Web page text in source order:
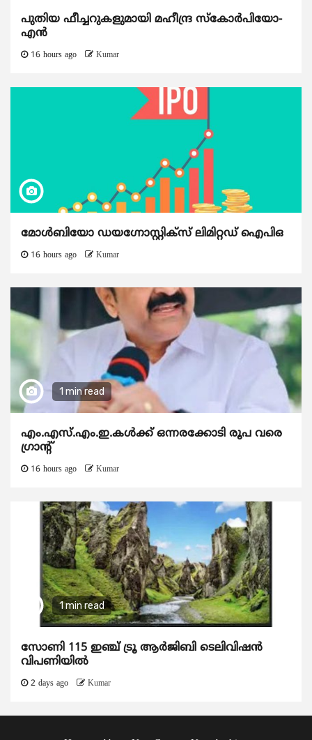
പുതിയ ഫീച്ചറുകളുമായി മഹീന്ദ്ര സ്കോർപിയോ-
എൻ
16 hours ago Kumar
മോൾബിയോ ഡയഗ്നോസ്റ്റിക്സ് ലിമിറ്റഡ് ഐപിഒ
16 hours ago Kumar
1 min read
എം.എസ്.എം.ഇ.കൾക്ക് ഒന്നരക്കോടി രൂപ വരെ
ഗ്രാന്റ്
16 hours ago Kumar
1 min read
സോണി 115 ഇഞ്ച് ട്രൂ ആർജിബി ടെലിവിഷൻ
വിപണിയിൽ
2 days ago Kumar